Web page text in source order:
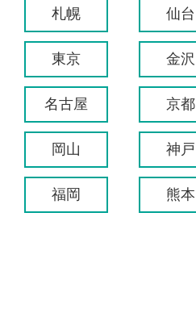
札幌 仙台
東京 金沢
名古屋 京都
岡山 神戸
福岡 熊本